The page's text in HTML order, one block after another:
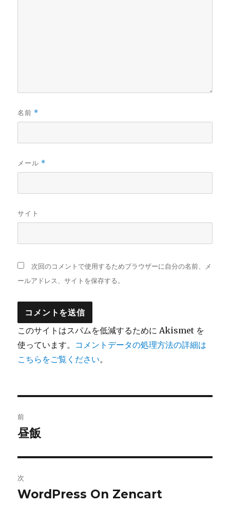
名前 *
メール *
サイト
次回のコメントで使用するためブラウザーに自分の名前、メ
ールアドレス、サイトを保存する。
このサイトはスパムを低減するために Akismet を
使っています。 コメントデータの処理方法の詳細は
こちらをご覧ください。
稿
ビ
ゲ
前
前
稿:
昼飯
次
次
WordPress On Zencart